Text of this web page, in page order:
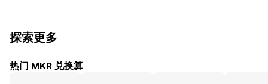
探索更多
热门 MKR 兑换算